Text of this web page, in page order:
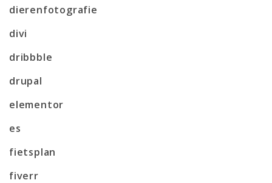
dierenfotografie
divi
dribbble
drupal
elementor
es
fietsplan
fiverr